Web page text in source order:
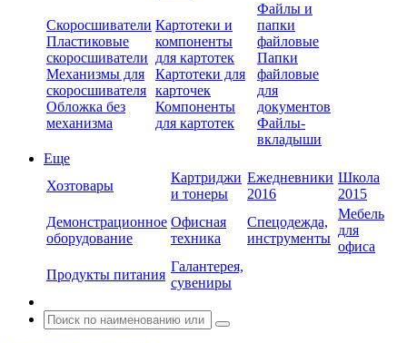
Скоросшиватели
Пластиковые
скоросшиватели
Механизмы для
скоросшивателя
Обложка без
механизма
Картотеки и
компоненты
для картотек
Картотеки для
карточек
Компоненты
для картотек
Файлы и
папки
файловые
Папки
файловые
для
документов
Файлы-
вкладыши
Еще
Хозтовары
Картриджи
и тонеры
Ежедневники
2016
Школа
2015
Демонстрационное
оборудование
Офисная
техника
Спецодежда,
инструменты
Мебель
для
офиса
Продукты питания
Галантерея,
сувениры